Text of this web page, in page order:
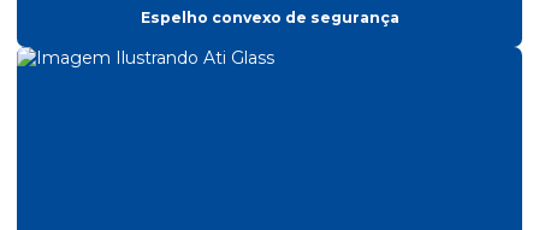
Fabricante de embalador de guarda chuva
Fabricante de espelho convexo
Espelho convexo de segurança